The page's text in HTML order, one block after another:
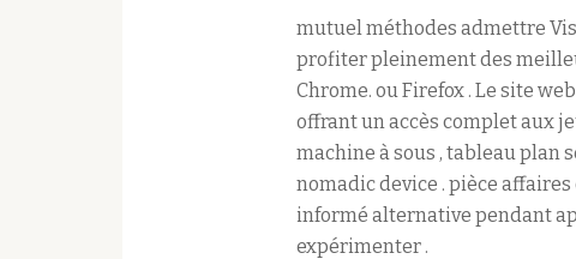
mutuel méthodes admettre
profiter pleinement des
Chrome. ou Firefox . Le site
offrant un accès complet aux
machine à sous , tableau plan
nomadic device . pièce
informé alternative pendant
expérimenter .